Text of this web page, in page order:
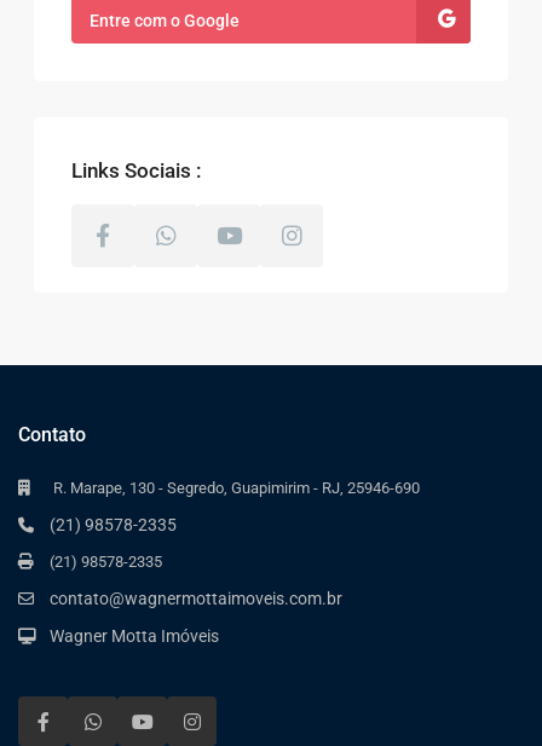
Entre com o Google
Links Sociais :
Contato
R. Marape, 130 - Segredo, Guapimirim - RJ, 25946-690
(21) 98578-2335
(21) 98578-2335
contato@wagnermottaimoveis.com.br
Wagner Motta Imóveis